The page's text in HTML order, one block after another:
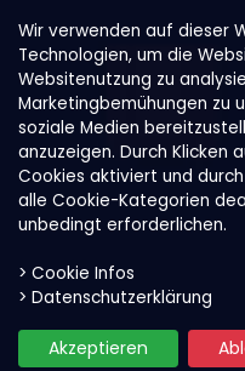
Wir verwenden auf dieser
Technologien, um die
Websitenutzung zu
Marketingbemühungen zu
soziale Medien
anzuzeigen. Durch Klicken
Cookies aktiviert und
alle Cookie-Kategorien
unbedingt erforderlichen.
> Cookie Infos
> Datenschutzerklärung
Akzeptieren